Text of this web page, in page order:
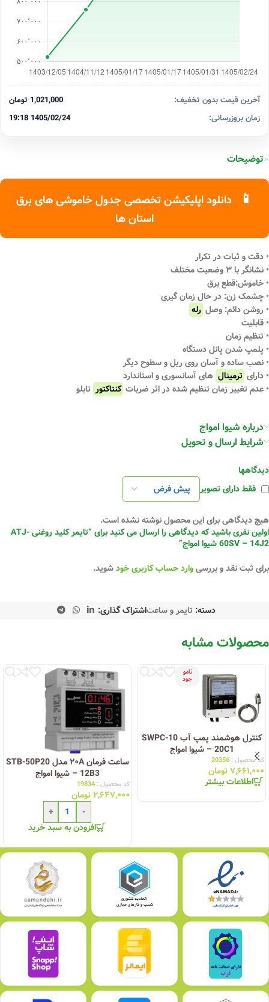
آخرین قیمت بدون تخفیف:
1,021,000 تومان
زمان بروزرسانی:
1405/02/24 19:18
توضیحات
📱
دانلود اپلیکیشن تخصصی جدول خاموشی های برق
استان ها
• دقت و ثبات در تکرار
• نشانگر با ۳ وضعیت مختلف
• خاموش:قطع برق
• چشمک زن: در حال زمان گیری
• روشن دائم: وصل رله
• قابلیت
• تنظیم زمان
• پلمپ شدن پانل دستگاه
• نصب ساده و آسان روی ریل و سطوح دیگر
• دارای ترمینال های آسانسوری و استاندارد
• عدم تغییر زمان تنظیم شده در اثر ضربات کنتاکتور تابلو
درباره شیوا امواج
شرایط ارسال و تحویل
دیدگاهها
فقط دارای تصویر
هیچ دیدگاهی برای این محصول نوشته نشده است.
اولین نفری باشید که دیدگاهی را ارسال می کنید برای “تایمر کلید روغنی ATJ-
60SV – 14J2 شیوا امواج”
برای ثبت نقد و بررسیوارد حساب کاربری خودشوید.
دسته: تایمر و ساعتاشتراک گذاری:
محصولات مشابه
نامو
جود
کنترل هوشمند پمپ آب SWPC-10
– 20C1 شیوا امواج
کد محصول : 20356
۷,۶۶۱,۰۰۰تومان
اطلاعات بیشتر
ساعت فرمان ۲۰A مدل STB-50P20
– 12B3 شیوا امواج
کد محصول : 19834
۲,۶۴۷,۰۰۰ تومان
-
+
افزودن به سبد خرید